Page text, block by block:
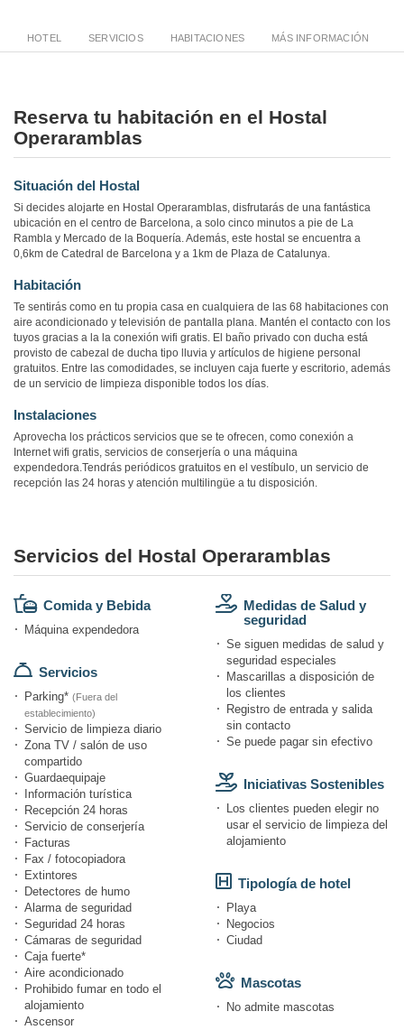
HOTEL SERVICIOS HABITACIONES MÁS INFORMACIÓN
Reserva tu habitación en el Hostal
Operaramblas
Situación del Hostal
Si decides alojarte en Hostal Operaramblas, disfrutarás de una fantástica
ubicación en el centro de Barcelona, a solo cinco minutos a pie de La
Rambla y Mercado de la Boquería. Además, este hostal se encuentra a
0,6km de Catedral de Barcelona y a 1km de Plaza de Catalunya.
Habitación
Te sentirás como en tu propia casa en cualquiera de las 68 habitaciones con
aire acondicionado y televisión de pantalla plana. Mantén el contacto con los
tuyos gracias a la la conexión wifi gratis. El baño privado con ducha está
provisto de cabezal de ducha tipo lluvia y artículos de higiene personal
gratuitos. Entre las comodidades, se incluyen caja fuerte y escritorio, además
de un servicio de limpieza disponible todos los días.
Instalaciones
Aprovecha los prácticos servicios que se te ofrecen, como conexión a
Internet wifi gratis, servicios de conserjería o una máquina
expendedora.Tendrás periódicos gratuitos en el vestíbulo, un servicio de
recepción las 24 horas y atención multilingüe a tu disposición.
Servicios del Hostal Operaramblas
Comida y Bebida
Máquina expendedora
Servicios
Parking* (Fuera del
establecimiento)
Servicio de limpieza diario
Zona TV / salón de uso
compartido
Guardaequipaje
Información turística
Recepción 24 horas
Servicio de conserjería
Facturas
Fax / fotocopiadora
Extintores
Detectores de humo
Alarma de seguridad
Seguridad 24 horas
Cámaras de seguridad
Caja fuerte*
Aire acondicionado
Prohibido fumar en todo el
alojamiento
Ascensor
Medidas de Salud y
seguridad
Se siguen medidas de salud y
seguridad especiales
Mascarillas a disposición de
los clientes
Registro de entrada y salida
sin contacto
Se puede pagar sin efectivo
Iniciativas Sostenibles
Los clientes pueden elegir no
usar el servicio de limpieza del
alojamiento
Tipología de hotel
Playa
Negocios
Ciudad
Mascotas
No admite mascotas